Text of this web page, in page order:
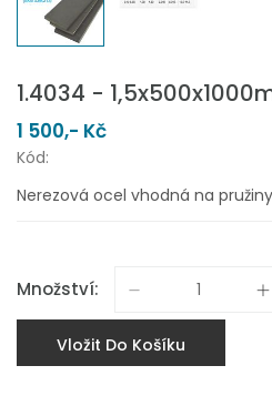
1.4034 -
1 500,- Kč
Kód:
Nerezová ocel vhodná na
Množství:
Vložit Do Košíku